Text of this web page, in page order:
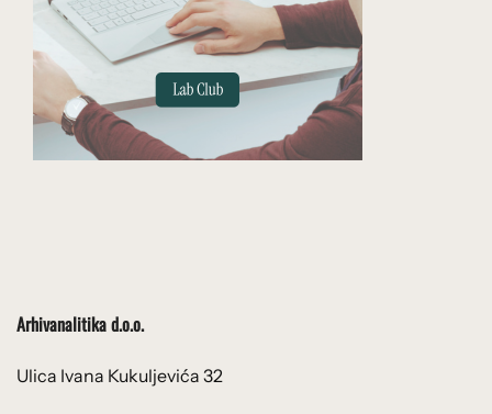
Arhivanalitika d.o.o.
Ulica Ivana Kukuljevića 32